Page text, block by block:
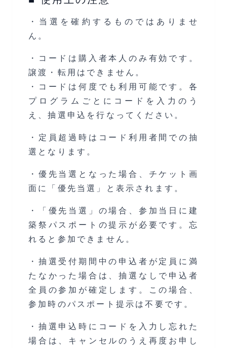
・当選を確約するものではありませ
ん。
・コードは購入者本人のみ有効です。
譲渡・転用はできません。
・コードは何度でも利用可能です。各
プログラムごとにコードを入力のう
え、抽選申込を行なってください。
・定員超過時はコード利用者間での抽
選となります。
・優先当選となった場合、チケット画
面に「優先当選」と表示されます。
・「優先当選」の場合、参加当日に建
築祭パスポートの提示が必要です。忘
れると参加できません。
・抽選受付期間中の申込者が定員に満
たなかった場合は、抽選なしで申込者
全員の参加が確定します。この場合、
参加時のパスポート提示は不要です。
・抽選申込時にコードを入力し忘れた
場合は、キャンセルのうえ再度お申し